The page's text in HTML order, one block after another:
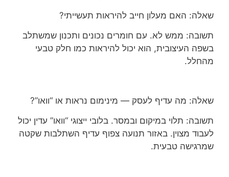
שאלה: האם מעלון חייב להיראות תעשייתי?
תשובה: ממש לא. עם חומרים נכונים ותכנון שמשתלב
בשפה העיצובית, הוא יכול להיראות כמו חלק טבעי
מהחלל.
שאלה: מה עדיף לעסק — מינימום נראות או “וואו”?
תשובה: תלוי במיקום ובמסר. בלובי ייצוגי “וואו” עדין יכול
לעבוד מצוין. באזור תנועה צפוף עדיף השתלבות שקטה
שמרגישה טבעית.